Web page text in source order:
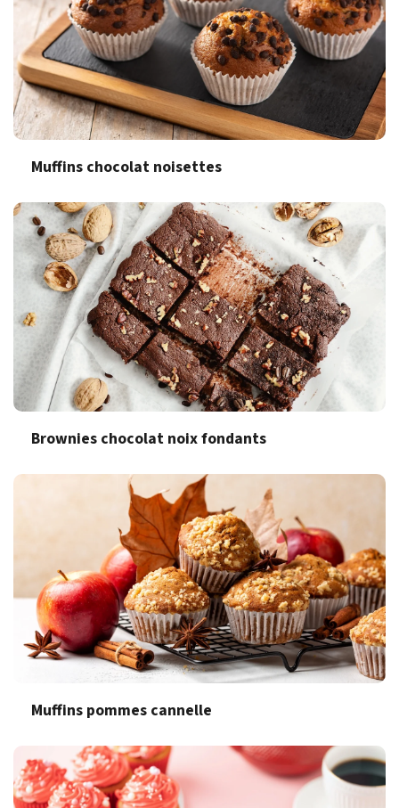
Muffins chocolat noisettes
Brownies chocolat noix fondants
Muffins pommes cannelle